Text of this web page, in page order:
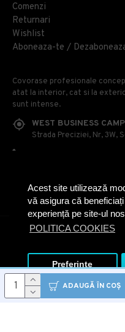
Acest site utilizează
vă asigura că
experiență pe site-ul
POLITICA COOKIES
Preferinte
ADAUGĂ ÎN COŞ
Comenzi
Returnari
Wishlist
Aboneaza-te /
Covorase profesionale
atat la interior, cat si la
sunt intense.
WEST BUSINESS
Strada Preciziei, Nr, 3W,
OFFICE@COVOARE-
© Covoare Profesionale